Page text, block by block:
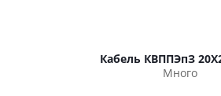
Кабель КВППЭпЗ
Много